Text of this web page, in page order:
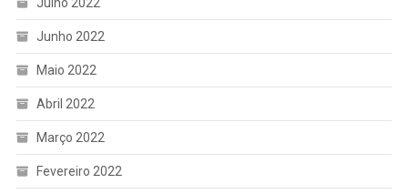
Junho 2022
Maio 2022
Abril 2022
Março 2022
Fevereiro 2022